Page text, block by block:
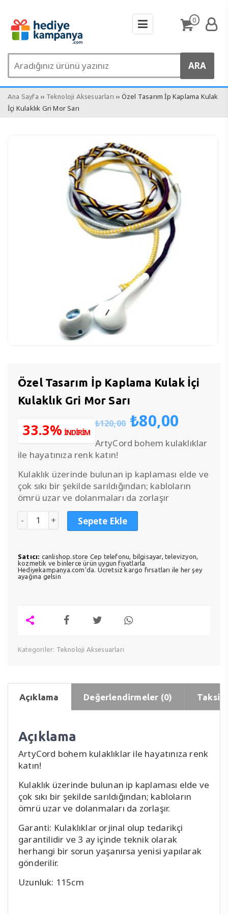
0
Ana Sayfa ›› Teknoloji Aksesuarları ›› Özel Tasarım İp Kaplama Kulak
İçi Kulaklık Gri Mor Sarı
Özel Tasarım İp Kaplama Kulak İçi
Kulaklık Gri Mor Sarı
₺120,00 Orijinal
fiyat:
₺120,00.
₺80,00
fiyat:
33.3% İNDİRİM
ArtyCord bohem kulaklıklar
ile hayatınıza renk katın!
Kulaklık üzerinde bulunan ip kaplaması elde ve
çok sıkı bir şekilde sarıldığından; kabloların
ömrü uzar ve dolanmaları da zorlaşır
Sepete Ekle
Satıcı: canlishop.store Cep telefonu, bilgisayar, televizyon,
kozmetik ve binlerce ürün uygun fiyatlarla
Hediyekampanya.com'da. Ücretsiz kargo fırsatları ile her şey
ayağına gelsin
Kategoriler: Teknoloji Aksesuarları
Açıklama Değerlendirmeler (0) Taksit
Açıklama
ArtyCord bohem kulaklıklar ile hayatınıza renk
katın!
Kulaklık üzerinde bulunan ip kaplaması elde ve
çok sıkı bir şekilde sarıldığından; kabloların
ömrü uzar ve dolanmaları da zorlaşır.
Garanti: Kulaklıklar orjinal olup tedarikçi
garantilidir ve 3 ay içinde teknik olarak
herhangi bir sorun yaşanırsa yenisi yapılarak
gönderilir.
Uzunluk: 115cm